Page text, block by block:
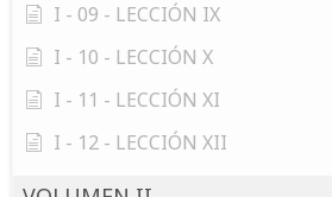
I - 09 - LECCIÓN IX
I - 10 - LECCIÓN X
I - 11 - LECCIÓN XI
I - 12 - LECCIÓN XII